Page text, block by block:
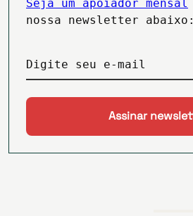
Seja um apoiador mensal
nossa newsletter abaixo:
Digite seu e-mail